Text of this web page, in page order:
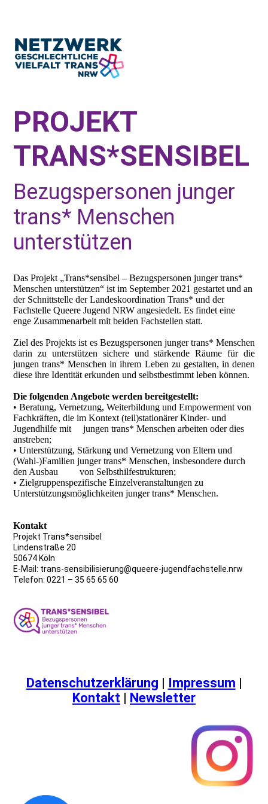
PROJEKT
TRANS*SENSIBEL
Bezugspersonen junger
trans* Menschen
unterstützen
Das Projekt „Trans*sensibel – Bezugspersonen junger trans*
Menschen unterstützen“ ist im September 2021 gestartet und an
der Schnittstelle der Landeskoordination Trans* und der
Fachstelle Queere Jugend NRW angesiedelt. Es findet eine
enge Zusammenarbeit mit beiden Fachstellen statt.
Ziel des Projekts ist es Bezugspersonen junger trans* Menschen
darin zu unterstützen sichere und stärkende Räume für die
jungen trans* Menschen in ihrem Leben zu gestalten, in denen
diese ihre Identität erkunden und selbstbestimmt leben können.
Die folgenden Angebote werden bereitgestellt:
• Beratung, Vernetzung, Weiterbildung und Empowerment von
Fachkräften, die im Kontext (teil)stationärer Kinder- und
Jugendhilfe mit jungen trans* Menschen arbeiten oder dies
anstreben;
• Unterstützung, Stärkung und Vernetzung von Eltern und
(Wahl-)Familien junger trans* Menschen, insbesondere durch
den Ausbau von Selbsthilfestrukturen;
• Zielgruppenspezifische Einzelveranstaltungen zu
Unterstützungsmöglichkeiten junger trans* Menschen.
Kontakt
Projekt Trans*sensibel
Lindenstraße 20
50674 Köln
E-Mail: trans-sensibilisierung@queere-jugendfachstelle.nrw
Telefon: 0221 – 35 65 65 60
Datenschutzerklärung Impressum
Kontakt
Newsletter